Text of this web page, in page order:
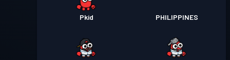
Pkid PHILIPPINES